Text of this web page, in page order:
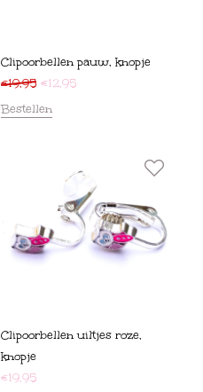
Clipoorbellen pauw, knopje
€19,95 €12,95
Bestellen
Clipoorbellen uiltjes roze,
knopje
€19,95